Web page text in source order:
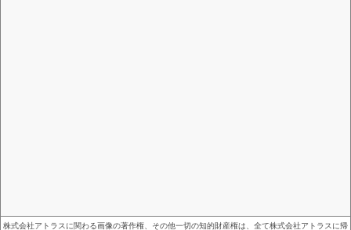
株式会社アトラスに関わる画像の著作権、その他一切の知的財産権は、全て株式会社アトラスに帰